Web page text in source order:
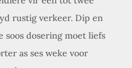
rustig verkeer. Dip en
dosering moet liefs
as ses weke voor